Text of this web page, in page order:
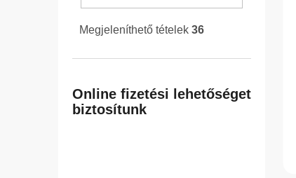
Megjeleníthető tételek 36
Online fizetési lehetőséget
biztosítunk